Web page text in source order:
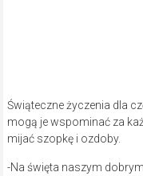
Świąteczne życzenia dla
mogą je wspominać za
mijać szopkę i ozdoby.
-Na święta naszym